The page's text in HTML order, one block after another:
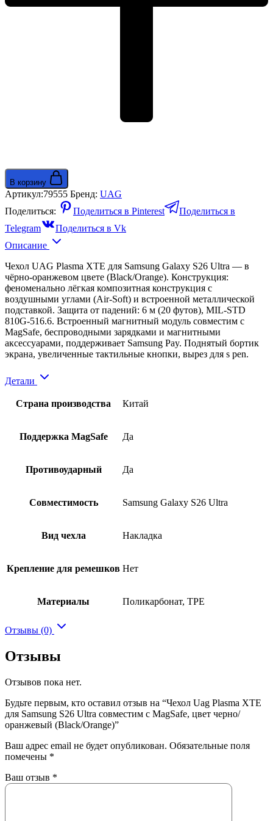
В корзину
Артикул:79555 Бренд: UAG
Поделиться:
Поделиться в Pinterest
Поделиться в
Telegram
Поделиться в Vk
Описание
Чехол UAG Plasma XTE для Samsung Galaxy S26 Ultra — в
чёрно-оранжевом цвете (Black/Orange). Конструкция:
феноменально лёгкая композитная конструкция с
воздушными углами (Air-Soft) и встроенной металлической
подставкой. Защита от падений: 6 м (20 футов), MIL-STD
810G-516.6. Встроенный магнитный модуль совместим с
MagSafe, беспроводными зарядками и магнитными
аксессуарами, поддерживает Samsung Pay. Поднятый бортик
экрана, увеличенные тактильные кнопки, вырез для s pen.
Детали
Страна производства Китай
Поддержка MagSafe Да
Противоударный Да
Совместимость Samsung Galaxy S26 Ultra
Вид чехла Накладка
Крепление для ремешков Нет
Материалы Поликарбонат, TPE
Отзывы (0)
Отзывы
Отзывов пока нет.
Будьте первым, кто оставил отзыв на “Чехол Uag Plasma XTE
для Samsung S26 Ultra совместим с MagSafe, цвет черно/
оранжевый (Black/Orange)”
Ваш адрес email не будет опубликован. Обязательные поля
помечены *
Ваш отзыв *